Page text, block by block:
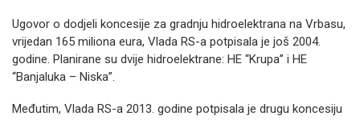
Ugovor o dodjeli koncesije za gradnju hidroelektrana na Vrbasu,
vrijedan 165 miliona eura, Vlada RS-a potpisala je još 2004.
godine. Planirane su dvije hidroelektrane: HE “Krupa” i HE
“Banjaluka – Niska”.
Međutim, Vlada RS-a 2013. godine potpisala je drugu koncesiju